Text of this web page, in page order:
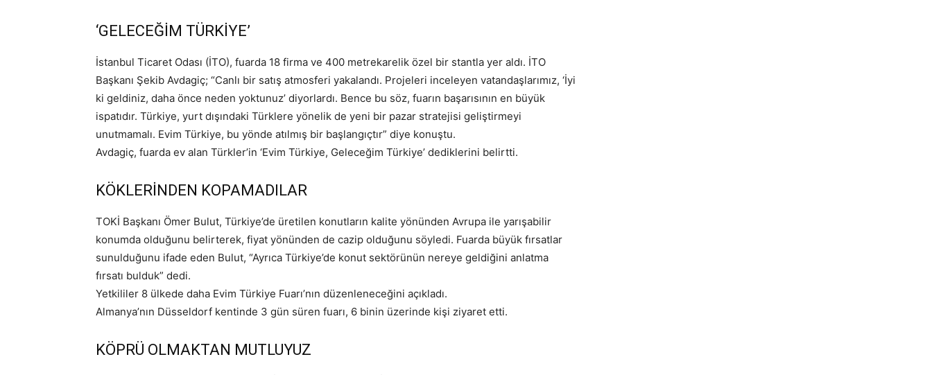
‘GELECEĞİM TÜRKİYE’
İstanbul Ticaret Odası (İTO), fuarda 18 firma ve 400 metrekarelik özel bir stantla yer aldı. İTO
Başkanı Şekib Avdagiç; “Canlı bir satış atmosferi yakalandı. Projeleri inceleyen vatandaşlarımız, ‘İyi
ki geldiniz, daha önce neden yoktunuz’ diyorlardı. Bence bu söz, fuarın başarısının en büyük
ispatıdır. Türkiye, yurt dışındaki Türklere yönelik de yeni bir pazar stratejisi geliştirmeyi
unutmamalı. Evim Türkiye, bu yönde atılmış bir başlangıçtır” diye konuştu.
Avdagiç, fuarda ev alan Türkler’in ‘Evim Türkiye, Geleceğim Türkiye’ dediklerini belirtti.
KÖKLERİNDEN KOPAMADILAR
TOKİ Başkanı Ömer Bulut, Türkiye’de üretilen konutların kalite yönünden Avrupa ile yarışabilir
konumda olduğunu belirterek, fiyat yönünden de cazip olduğunu söyledi. Fuarda büyük fırsatlar
sunulduğunu ifade eden Bulut, “Ayrıca Türkiye’de konut sektörünün nereye geldiğini anlatma
fırsatı bulduk” dedi.
Yetkililer 8 ülkede daha Evim Türkiye Fuarı’nın düzenleneceğini açıkladı.
Almanya’nın Düsseldorf kentinde 3 gün süren fuarı, 6 binin üzerinde kişi ziyaret etti.
KÖPRÜ OLMAKTAN MUTLUYUZ